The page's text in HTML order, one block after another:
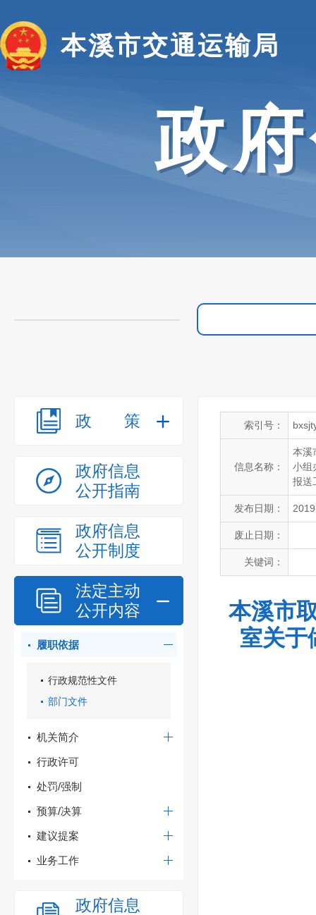
本溪市交通运输局
政
政策
政府信息
公开指南
政府信息
公开制度
法定主动
公开内容
履职依据
行政规范性文件
部门文件
机关简介
行政许可
处罚/强制
预算/决算
建议提案
业务工作
政府信息
索引号：
信息名称：
本溪
小组
报送
发布日期：
废止日期：
关键词：
本溪市
室关于